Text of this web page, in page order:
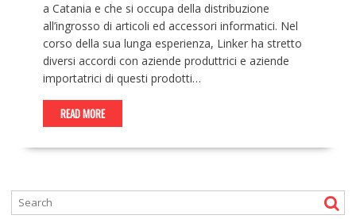
a Catania e che si occupa della distribuzione
all’ingrosso di articoli ed accessori informatici. Nel
corso della sua lunga esperienza, Linker ha stretto
diversi accordi con aziende produttrici e aziende
importatrici di questi prodotti…
READ MORE